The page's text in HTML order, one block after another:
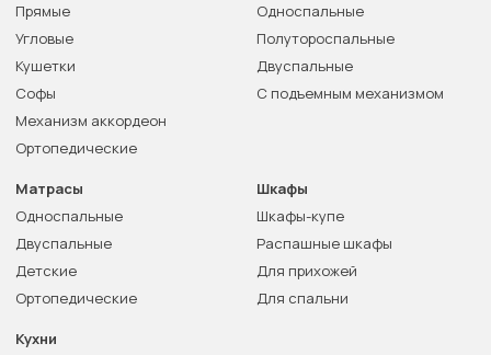
Прямые
Угловые
Кушетки
Софы
Механизм аккордеон
Ортопедические
Односпальные
Полутороспальные
Двуспальные
С подъемным механизмом
Матрасы
Односпальные
Двуспальные
Детские
Ортопедические
Шкафы
Шкафы-купе
Распашные шкафы
Для прихожей
Для спальни
Кухни